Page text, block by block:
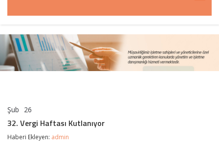
Şub 26
Haftası
Kutlanıyor
32. Vergi Haftası Kutlanıyor
Haberi Ekleyen: admin